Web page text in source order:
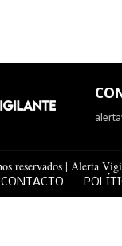
reservados | Alerta
CONTACTO